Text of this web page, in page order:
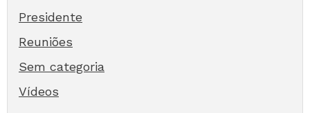
Presidente
Reuniões
Sem categoria
Vídeos